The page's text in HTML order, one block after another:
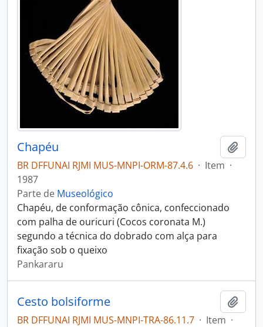
Chapéu
BR DFFUNAI RJMI MUS-MNPI-ORM-87.4.6 · Item ·
1987
Parte de Museológico
Chapéu, de conformação cônica, confeccionado
com palha de ouricuri (Cocos coronata M.)
segundo a técnica do dobrado com alça para
fixação sob o queixo
Pankararu
Cesto bolsiforme
BR DFFUNAI RJMI MUS-MNPI-TRA-86.11.7 · Item ·